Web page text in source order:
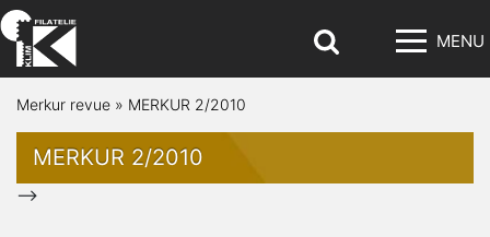
MENU
Merkur revue » MERKUR 2/2010
MERKUR 2/2010
-->